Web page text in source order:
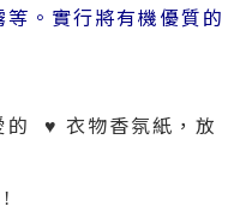
。實行將有機優質的
的 ♥ 衣物香氛紙，放
!